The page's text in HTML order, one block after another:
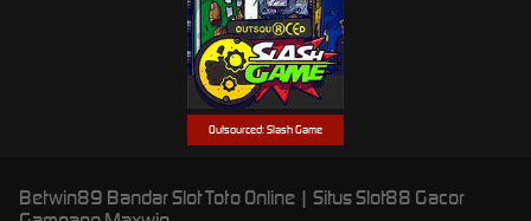
Outsourced: Slash Game
Betwin89 Bandar Slot Toto Online | Situs Slot88 Gacor